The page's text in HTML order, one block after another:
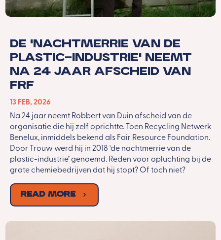
De ‘nachtmerrie van de
plastic-industrie’ neemt
na 24 jaar afscheid van
FRF
13 FEB, 2026
Na 24 jaar neemt Robbert van Duin afscheid van de
organisatie die hij zelf oprichtte. Toen Recycling Netwerk
Benelux, inmiddels bekend als Fair Resource Foundation.
Door Trouw werd hij in 2018 ‘de nachtmerrie van de
plastic-industrie’ genoemd. Reden voor opluchting bij de
grote chemiebedrijven dat hij stopt? Of toch niet?
Read More